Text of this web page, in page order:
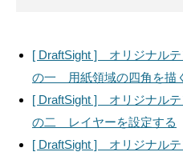
[ DraftSight ] オリジナル
の一 用紙領域の四角を描
[ DraftSight ] オリジナル
の二 レイヤーを設定する
[ DraftSight ] オリジナル